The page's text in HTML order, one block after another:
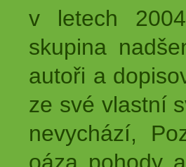
v letech
skupina
autoři a
ze své vlastní
nevychází,